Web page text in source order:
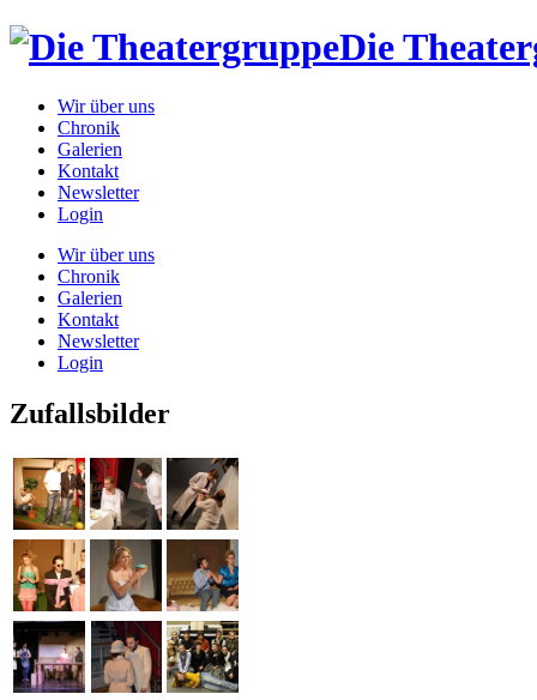
Die
Wir über uns
Chronik
Galerien
Kontakt
Newsletter
Login
Wir über uns
Chronik
Galerien
Kontakt
Newsletter
Login
Zufallsbilder